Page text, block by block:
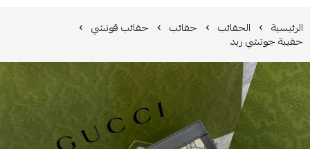
الرئيسية الحقائب حقائب حقائب قوتشي
حقيبة جوتشي ريد